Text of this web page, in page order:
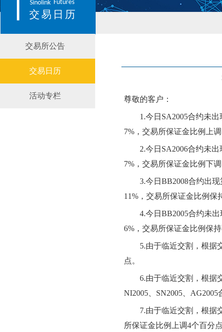
Sinolink Futures
交易日历
交易所公告
交易日历
活动专栏 尊敬的客户：
1.今日 SA2005合约未出
7%，交易所保证金比例 上调
2.今日 SA2006合约未出
7%，交易所保证金比例下调
3.今日 BB2008合约出现
11%，交易所保证金比例保
4.今日 BB2005合约未出
6%，交易所保证金比例保
5.由于临近交割，根据
点。
6.由于临近交割，根据
NI2005、 SN2005 AG2005
7.由于临近交割，根据
所保证金比例上调4个百分